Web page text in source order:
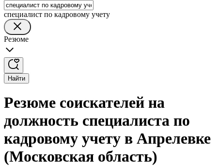
специалист по кадровому учету
Резюме
Найти
Резюме соискателей на
должность специалиста по
кадровому учету в Апрелевке
(Московская область)